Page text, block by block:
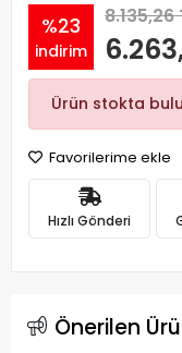
%23
indirim
8.135,26
Ürün stokta
Favorilerime ekle
Hızlı Gönderi
Önerilen